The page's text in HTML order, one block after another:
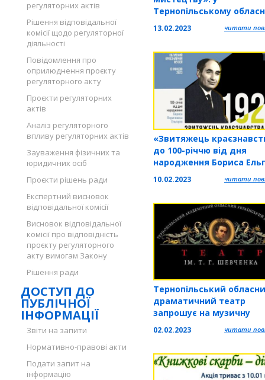
регуляторних актів
Рішення відповідальної
комісії щодо регуляторної
діяльності
Повідомлення про
оприлюднення проєкту
регуляторного акту
Проєкти регуляторних
актів
Аналіз регуляторного
впливу регуляторних актів
Зауваження фізичних та
юридичних осіб
Проєкти рішень ради
Експертний висновок
відповідальної комісії
Висновок відповідальної
комісії про відповідність
проєкту регуляторного
акту вимогам Закону
Рішення ради
ДОСТУП ДО
ПУБЛІЧНОЇ
ІНФОРМАЦІЇ
Звіти на запити
Нормативно-правові акти
Подати запит на
інформацію
Тернопільському
художньому музеї
вечір пам'яті Антіна
13.02.2023 читати
«Звитяжець
до 100-річчю від дня
народження Бориса
10.02.2023 читати
Тернопільський
драматичний театр
запрошує на музичну
комедію
02.02.2023 читати